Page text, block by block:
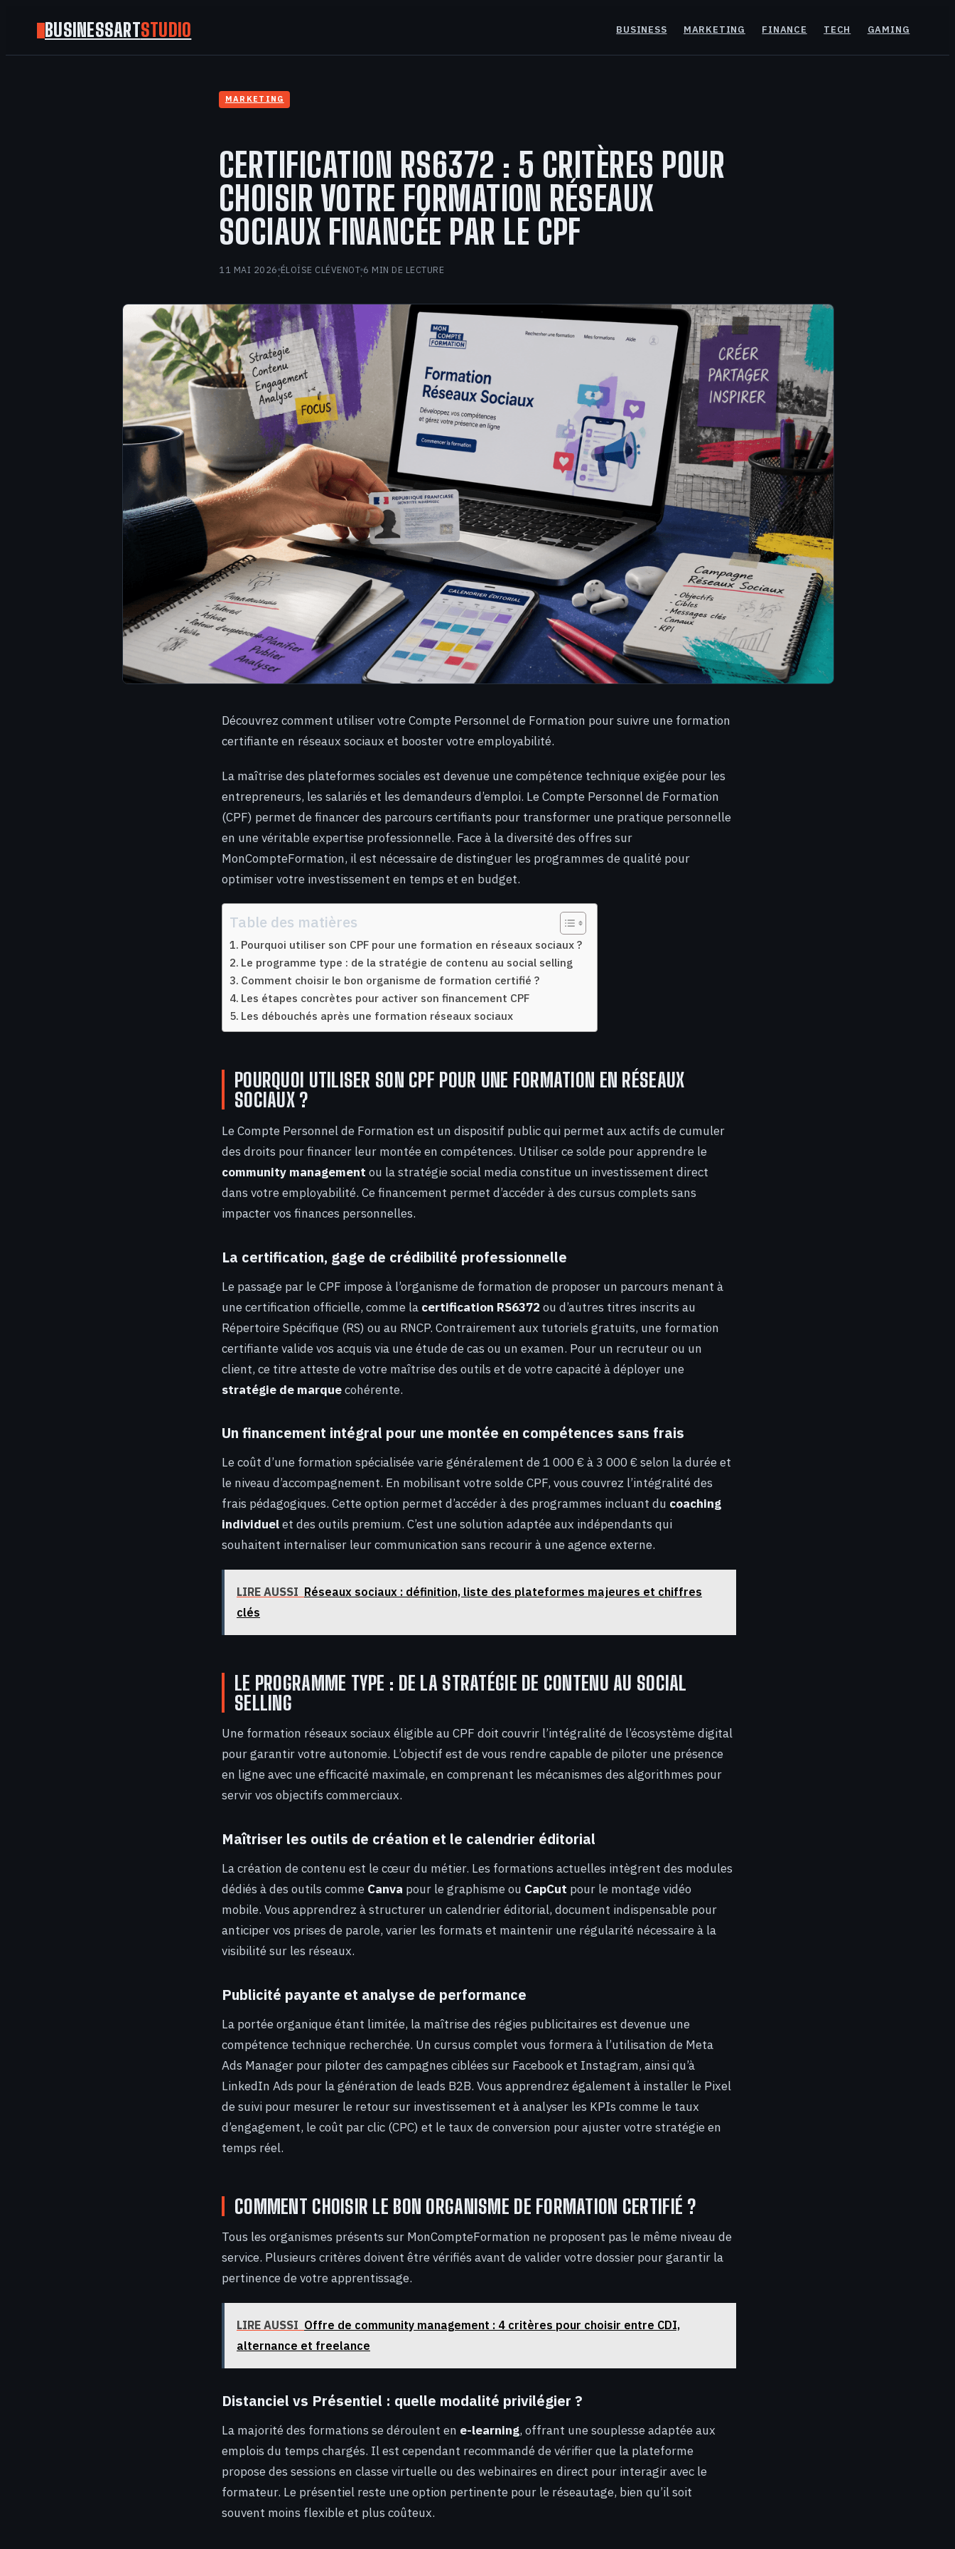
BUSINESSARTSTUDIO BUSINESS MARKETING FINANCE TECH GAMING
MARKETING
CERTIFICATION RS6372 : 5 CRITÈRES POUR
CHOISIR VOTRE FORMATION RÉSEAUX
SOCIAUX FINANCÉE PAR LE CPF
11 MAI 2026·ÉLOÏSE CLÉVENOT·6 MIN DE LECTURE
Découvrez comment utiliser votre Compte Personnel de Formation pour suivre une formation
certifiante en réseaux sociaux et booster votre employabilité.
La maîtrise des plateformes sociales est devenue une compétence technique exigée pour les
entrepreneurs, les salariés et les demandeurs d’emploi. Le Compte Personnel de Formation
(CPF) permet de financer des parcours certifiants pour transformer une pratique personnelle
en une véritable expertise professionnelle. Face à la diversité des offres sur
MonCompteFormation, il est nécessaire de distinguer les programmes de qualité pour
optimiser votre investissement en temps et en budget.
Table des matières
Pourquoi utiliser son CPF pour une formation en réseaux sociaux ?
Le programme type : de la stratégie de contenu au social selling
Comment choisir le bon organisme de formation certifié ?
Les étapes concrètes pour activer son financement CPF
Les débouchés après une formation réseaux sociaux
POURQUOI UTILISER SON CPF POUR UNE FORMATION EN RÉSEAUX
SOCIAUX ?
Le Compte Personnel de Formation est un dispositif public qui permet aux actifs de cumuler
des droits pour financer leur montée en compétences. Utiliser ce solde pour apprendre le
community management ou la stratégie social media constitue un investissement direct
dans votre employabilité. Ce financement permet d’accéder à des cursus complets sans
impacter vos finances personnelles.
La certification, gage de crédibilité professionnelle
Le passage par le CPF impose à l’organisme de formation de proposer un parcours menant à
une certification officielle, comme la certification RS6372 ou d’autres titres inscrits au
Répertoire Spécifique (RS) ou au RNCP. Contrairement aux tutoriels gratuits, une formation
certifiante valide vos acquis via une étude de cas ou un examen. Pour un recruteur ou un
client, ce titre atteste de votre maîtrise des outils et de votre capacité à déployer une
stratégie de marquecohérente.
Un financement intégral pour une montée en compétences sans frais
Le coût d’une formation spécialisée varie généralement de 1 000 € à 3 000 € selon la durée et
le niveau d’accompagnement. En mobilisant votre solde CPF, vous couvrez l’intégralité des
frais pédagogiques. Cette option permet d’accéder à des programmes incluant du coaching
individuelet des outils premium. C’est une solution adaptée aux indépendants qui
souhaitent internaliser leur communication sans recourir à une agence externe.
LIRE AUSSI Réseaux sociaux : définition, liste des plateformes majeures et chiffres
clés
LE PROGRAMME TYPE : DE LA STRATÉGIE DE CONTENU AU SOCIAL
SELLING
Une formation réseaux sociaux éligible au CPF doit couvrir l’intégralité de l’écosystème digital
pour garantir votre autonomie. L’objectif est de vous rendre capable de piloter une présence
en ligne avec une efficacité maximale, en comprenant les mécanismes des algorithmes pour
servir vos objectifs commerciaux.
Maîtriser les outils de création et le calendrier éditorial
La création de contenu est le cœur du métier. Les formations actuelles intègrent des modules
dédiés à des outils comme Canva pour le graphisme ou CapCut pour le montage vidéo
mobile. Vous apprendrez à structurer un calendrier éditorial, document indispensable pour
anticiper vos prises de parole, varier les formats et maintenir une régularité nécessaire à la
visibilité sur les réseaux.
Publicité payante et analyse de performance
La portée organique étant limitée, la maîtrise des régies publicitaires est devenue une
compétence technique recherchée. Un cursus complet vous formera à l’utilisation de Meta
Ads Manager pour piloter des campagnes ciblées sur Facebook et Instagram, ainsi qu’à
LinkedIn Ads pour la génération de leads B2B. Vous apprendrez également à installer le Pixel
de suivi pour mesurer le retour sur investissement et à analyser les KPIs comme le taux
d’engagement, le coût par clic (CPC) et le taux de conversion pour ajuster votre stratégie en
temps réel.
COMMENT CHOISIR LE BON ORGANISME DE FORMATION CERTIFIÉ ?
Tous les organismes présents sur MonCompteFormation ne proposent pas le même niveau de
service. Plusieurs critères doivent être vérifiés avant de valider votre dossier pour garantir la
pertinence de votre apprentissage.
LIRE AUSSI Offre de community management : 4 critères pour choisir entre CDI,
alternance et freelance
Distanciel vs Présentiel : quelle modalité privilégier ?
La majorité des formations se déroulent en e-learning, offrant une souplesse adaptée aux
emplois du temps chargés. Il est cependant recommandé de vérifier que la plateforme
propose des sessions en classe virtuelle ou des webinaires en direct pour interagir avec le
formateur. Le présentiel reste une option pertinente pour le réseautage, bien qu’il soit
souvent moins flexible et plus coûteux.